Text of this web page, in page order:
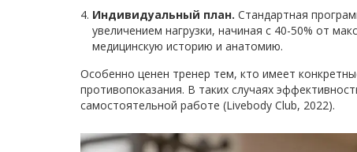
Индивидуальный план. Стандартная
увеличением нагрузки, начиная с 40-50% от
медицинскую историю и анатомию.
Особенно ценен тренер тем, кто имеет
противопоказания. В таких случаях
самостоятельной работе (Livebody Club, 2022).